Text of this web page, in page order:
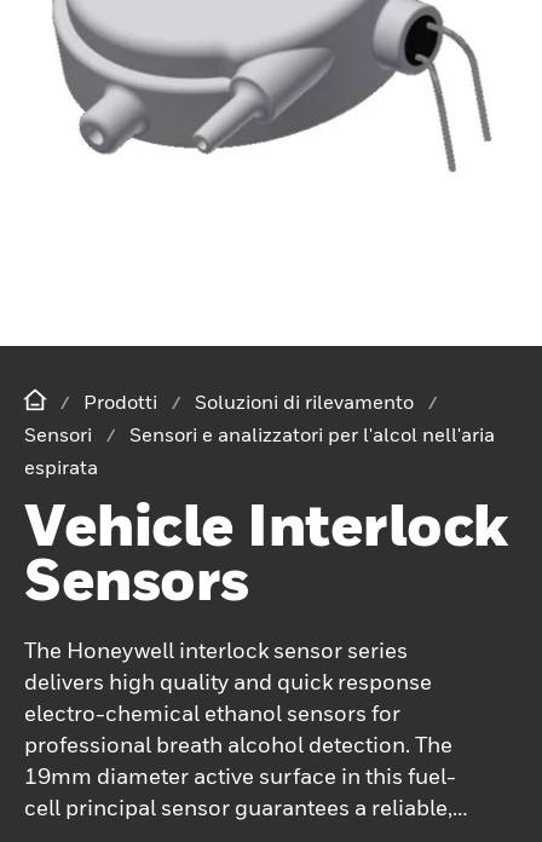
Prodotti
Soluzioni di rilevamento
Sensori
Sensori e analizzatori per l'alcol nell'aria
espirata
Vehicle Interlock
Sensors
The Honeywell interlock sensor series
delivers high quality and quick response
electro-chemical ethanol sensors for
professional breath alcohol detection. The
19mm diameter active surface in this fuel-
cell principal sensor guarantees a reliable,